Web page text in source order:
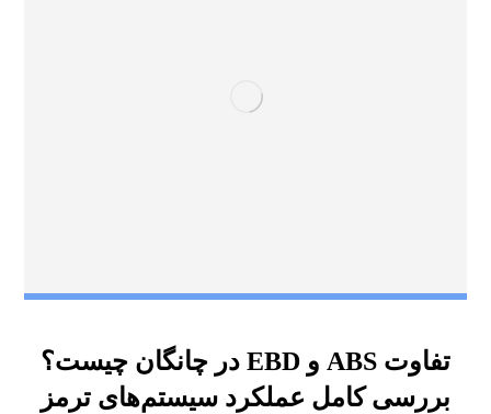
تفاوت ABS و EBD در چانگان چیست؟
بررسی کامل عملکرد سیستم‌های ترمز